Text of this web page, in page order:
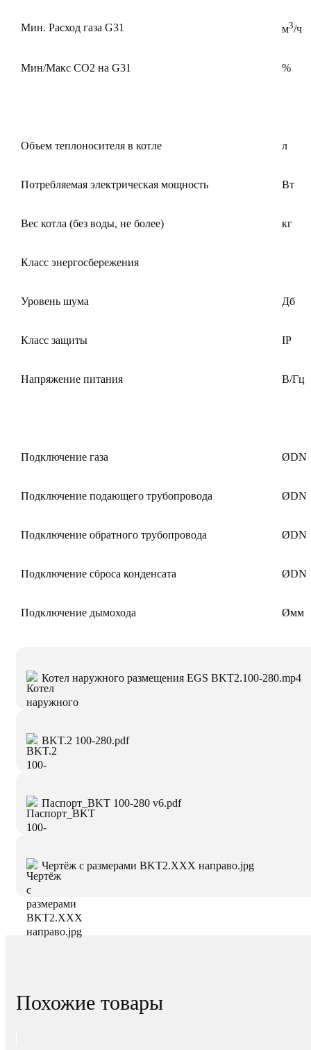
Мин. Расход газа G31 м3/ч
Мин/Макс CO2 на G31 %
Объем теплоносителя в котле л
Потребляемая электрическая мощность Вт
Вес котла (без воды, не более) кг
Класс энергосбережения
Уровень шума Дб
Класс защиты IP
Напряжение питания В/Гц
Подключение газа ØDN
Подключение подающего трубопровода ØDN
Подключение обратного трубопровода ØDN
Подключение сброса конденсата ØDN
Подключение дымохода Øмм
Котел наружного размещения EGS BKT2.100-280.mp4
BKT.2 100-280.pdf
Паспорт_BKT 100-280 v6.pdf
Чертёж с размерами BKT2.XXX направо.jpg
Похожие товары